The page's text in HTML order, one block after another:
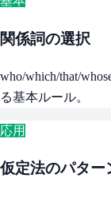
関係詞の選択
who/which/that/
る基本ルール。
応用
仮定法のパター